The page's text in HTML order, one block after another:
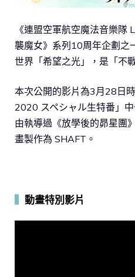
《連盟空軍航空魔法音樂隊
襲魔女》系列10周年企劃之
世界「希望之光」，是「不
本次公開的影片為3月28日
2020 スペシャル生特番」
由執導過《放學後的昴星團
畫製作為 SHAFT。
動畫特別影片